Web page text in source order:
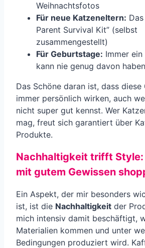
Weihnachtsfotos
Für neue Katzeneltern:
Parent Survival Kit” (selbst
zusammengestellt)
Für Geburtstage: Immer
kann nie genug davon
Das Schöne daran ist, dass diese
immer persönlich wirken, auch
nicht super gut kennst. Wer
mag, freut sich garantiert über
Produkte.
Nachhaltigkeit trifft Style:
mit gutem Gewissen
Ein Aspekt, der mir besonders
ist, ist die Nachhaltigkeit der
mich intensiv damit beschäftigt,
Materialien kommen und unter
Bedingungen produziert wird.